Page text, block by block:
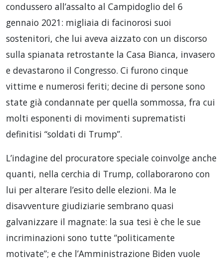
condussero all’assalto al Campidoglio del 6
gennaio 2021: migliaia di facinorosi suoi
sostenitori, che lui aveva aizzato con un discorso
sulla spianata retrostante la Casa Bianca, invasero
e devastarono il Congresso. Ci furono cinque
vittime e numerosi feriti; decine di persone sono
state già condannate per quella sommossa, fra cui
molti esponenti di movimenti suprematisti
definitisi “soldati di Trump”.
L’indagine del procuratore speciale coinvolge anche
quanti, nella cerchia di Trump, collaborarono con
lui per alterare l’esito delle elezioni. Ma le
disavventure giudiziarie sembrano quasi
galvanizzare il magnate: la sua tesi è che le sue
incriminazioni sono tutte “politicamente
motivate”; e che l’Amministrazione Biden vuole